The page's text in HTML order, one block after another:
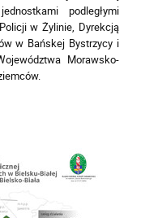
podległymi
w Żylinie, Dyrekcją
w Bańskej Bystrzycy i
Morawsko-